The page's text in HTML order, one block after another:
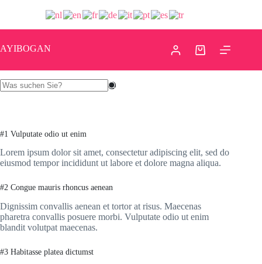
AYIBOGAN
#1 Vulputate odio ut enim
Lorem ipsum dolor sit amet, consectetur adipiscing elit, sed do
eiusmod tempor incididunt ut labore et dolore magna aliqua.
#2 Congue mauris rhoncus aenean
Dignissim convallis aenean et tortor at risus. Maecenas
pharetra convallis posuere morbi. Vulputate odio ut enim
blandit volutpat maecenas.
#3 Habitasse platea dictumst